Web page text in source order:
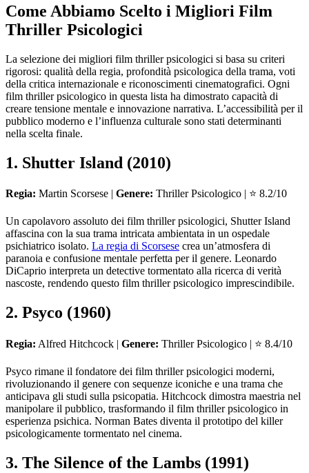
Come Abbiamo Scelto i Migliori Film
Thriller Psicologici
La selezione dei migliori film thriller psicologici si basa su criteri
rigorosi: qualità della regia, profondità psicologica della trama, voti
della critica internazionale e riconoscimenti cinematografici. Ogni
film thriller psicologico in questa lista ha dimostrato capacità di
creare tensione mentale e innovazione narrativa. L’accessibilità per il
pubblico moderno e l’influenza culturale sono stati determinanti
nella scelta finale.
1. Shutter Island (2010)
Regia: Martin Scorsese | Genere: Thriller Psicologico | ⭐ 8.2/10
Un capolavoro assoluto dei film thriller psicologici, Shutter Island
affascina con la sua trama intricata ambientata in un ospedale
psichiatrico isolato. La regia di Scorsese crea un’atmosfera di
paranoia e confusione mentale perfetta per il genere. Leonardo
DiCaprio interpreta un detective tormentato alla ricerca di verità
nascoste, rendendo questo film thriller psicologico imprescindibile.
2. Psyco (1960)
Regia: Alfred Hitchcock | Genere: Thriller Psicologico | ⭐ 8.4/10
Psyco rimane il fondatore dei film thriller psicologici moderni,
rivoluzionando il genere con sequenze iconiche e una trama che
anticipava gli studi sulla psicopatia. Hitchcock dimostra maestria nel
manipolare il pubblico, trasformando il film thriller psicologico in
esperienza psichica. Norman Bates diventa il prototipo del killer
psicologicamente tormentato nel cinema.
3. The Silence of the Lambs (1991)